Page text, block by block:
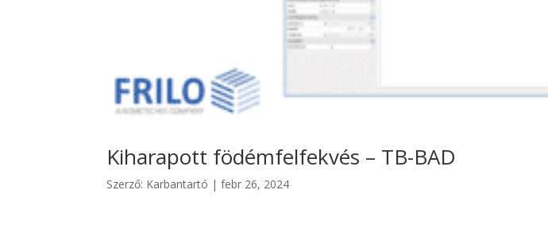
Kiharapott födémfelfekvés – TB-BAD
Szerző: Karbantartó |febr 26, 2024